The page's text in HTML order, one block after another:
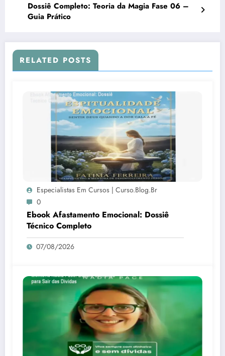
Dossiê Completo: Teoria da Magia Fase 06 –
Guia Prático
RELATED POSTS
Especialistas Em Cursos | Curso.blog.br
0
Ebook Afastamento Emocional: Dossiê
Técnico Completo
07/08/2026